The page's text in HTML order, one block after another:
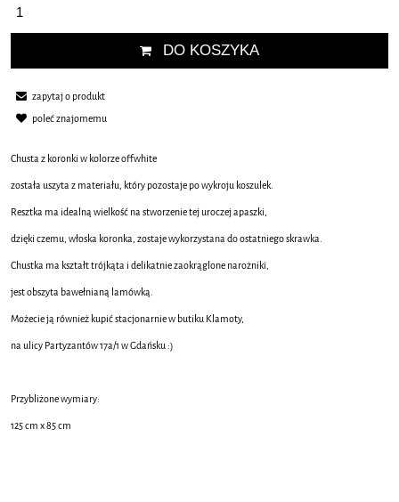
DO KOSZYKA
zapytaj o produkt
poleć znajomemu
Chusta z koronki w kolorze offwhite
została uszyta z materiału, który pozostaje po wykroju koszulek.
Resztka ma idealną wielkość na stworzenie tej uroczej apaszki,
dzięki czemu, włoska koronka, zostaje wykorzystana do ostatniego skrawka.
Chustka ma kształt trójkąta i delikatnie zaokrąglone narożniki,
jest obszyta bawełnianą lamówką.
Możecie ją również kupić stacjonarnie w butiku Klamoty,
na ulicy Partyzantów 17a/1 w Gdańsku :)
Przybliżone wymiary:
125 cm x 85 cm